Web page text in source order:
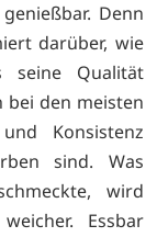
Denn
darüber, wie
seine Qualität
bei den meisten
Konsistenz
sind. Was
wird
Essbar